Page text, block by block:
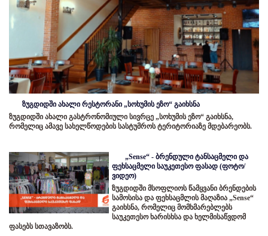
ზუგდიდში ახალი რესტორანი „სოხუმის ეზო“ გაიხსნა
ზუგდიდში ახალი გასტრონომიული სივრცე „სოხუმის ეზო“ გაიხსნა,
რომელიც ამავე სახელწოდების სასტუმროს ტერიტორიაზე მდებარეობს.
„Sense“ - ბრენდული ტანსაცმელი და
ფეხსაცმელი საუკეთესო ფასად (ფოტო/
ვიდეო)
ზუგდიდში მსოფლიოს წამყვანი ბრენდების
სამოსისა და ფეხსაცმლის მაღაზია „Sense“
გაიხსნა, რომელიც მომხმარებლებს
საუკეთესო ხარისხსა და ხელმისაწვდომ
ფასებს სთავაზობს.